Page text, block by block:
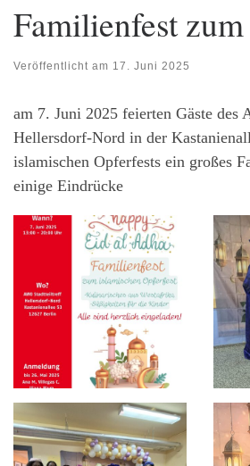
Familienfest
Veröffentlicht am 17. Juni 2025
am 7. Juni 2025 feierten Gäste des
Hellersdorf-Nord in der
islamischen Opferfests ein großes
einige Eindrücke